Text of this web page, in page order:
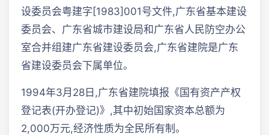
设委员会粤建字[1983]001号文件,广东省基本建设
委员会、广东省城市建设局和广东省人民防空办公
室合并组建广东省建设委员会,广东省建院是广东
省建设委员会下属单位。
1994年3月28日,广东省建院填报《国有资产产权
登记表(开办登记)》,其中初始国家资本总额为
2,000万元,经济性质为全民所有制。